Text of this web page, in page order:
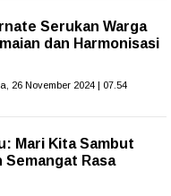
Serukan Warga
dan Harmonisasi
26 November 2024 | 07.54
Mari Kita Sambut
Semangat Rasa